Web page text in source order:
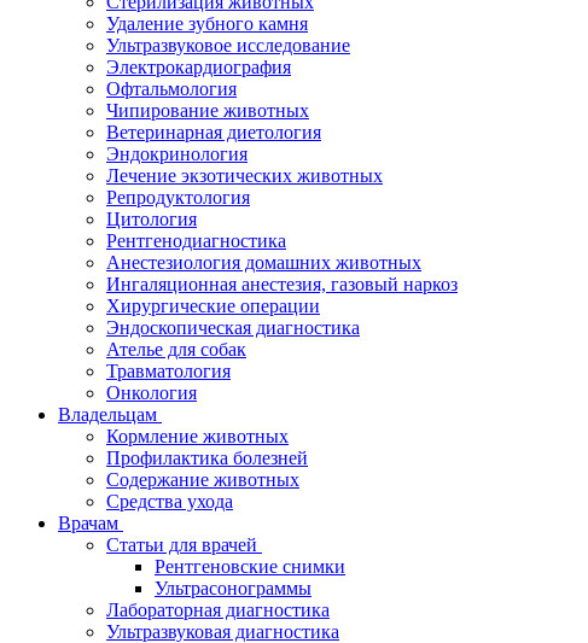
Удаление зубного камня
Ультразвуковое исследование
Электрокардиография
Офтальмология
Чипирование животных
Ветеринарная диетология
Эндокринология
Лечение экзотических животных
Репродуктология
Цитология
Рентгенодиагностика
Анестезиология домашних животных
Ингаляционная анестезия, газовый наркоз
Хирургические операции
Эндоскопическая диагностика
Ателье для собак
Травматология
Онкология
Владельцам
Кормление животных
Профилактика болезней
Содержание животных
Средства ухода
Врачам
Статьи для врачей
Рентгеновские снимки
Ультрасонограммы
Лабораторная диагностика
Ультразвуковая диагностика